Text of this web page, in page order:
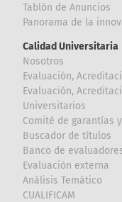
Tablón de Anuncios
Panorama de la
Calidad Universitaria
Nosotros
Evaluación,
Evaluación,
Universitarios
Comité de garantías
Buscador de títulos
Banco de
Evaluación externa
Análisis Temático
CUALIFICAM